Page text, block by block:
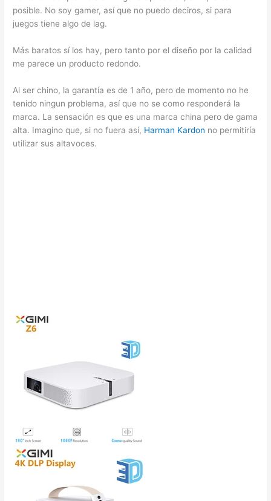
posible. No soy gamer, así que no puedo deciros, si para
juegos tiene algo de lag.
Más baratos sí los hay, pero tanto por el diseño por la calidad
me parece un producto redondo.
Al ser chino, la garantía es de 1 año, pero de momento no he
tenido ningun problema, así que no se como responderá la
marca. La sensación es que es una marca china pero de gama
alta. Imagino que, si no fuera así, Harman Kardon no permitiría
utilizar sus altavoces.